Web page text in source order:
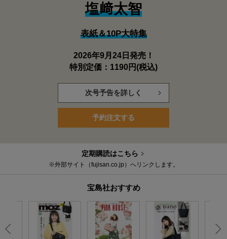
塩﨑太智
表紙＆10P大特集
2026年9月24日発売！
特別定価：1190円(税込)
次号予告を詳しく
予約注文する
定期購読はこちら
※外部サイト（fujisan.co.jp）へリンクします。
宝島社おすすめ